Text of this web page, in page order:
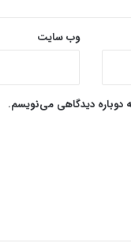
وب‌ سایت
دوباره دیدگاهی می‌نویسم.